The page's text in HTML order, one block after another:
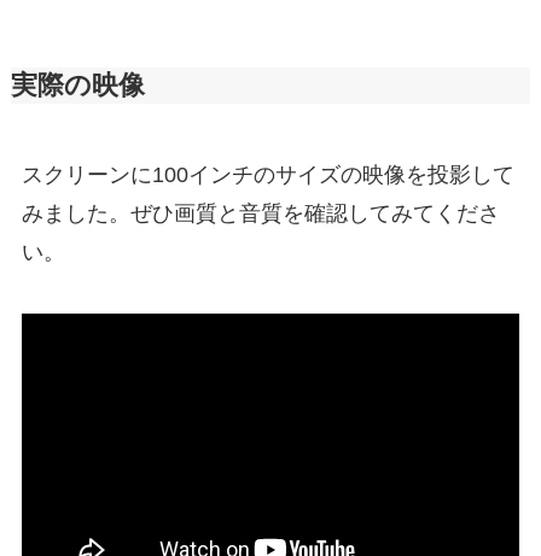
実際の映像
スクリーンに100インチのサイズの映像を投影して
みました。ぜひ画質と音質を確認してみてくださ
い。